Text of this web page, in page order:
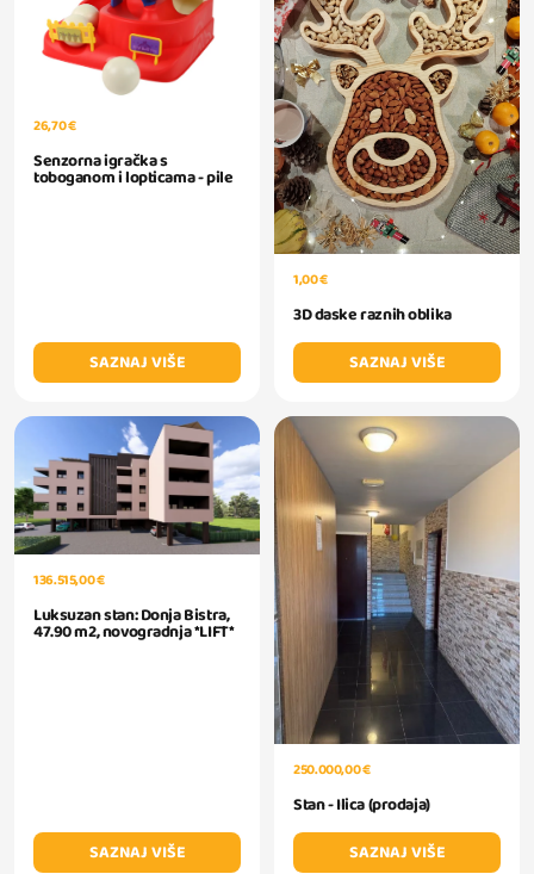
26,70 €
Senzorna igračka s
toboganom i lopticama - pile
SAZNAJ VIŠE
1,00 €
3D daske raznih oblika
SAZNAJ VIŠE
136.515,00 €
Luksuzan stan: Donja Bistra,
47.90 m2, novogradnja *LIFT*
SAZNAJ VIŠE
250.000,00 €
Stan - Ilica (prodaja)
SAZNAJ VIŠE